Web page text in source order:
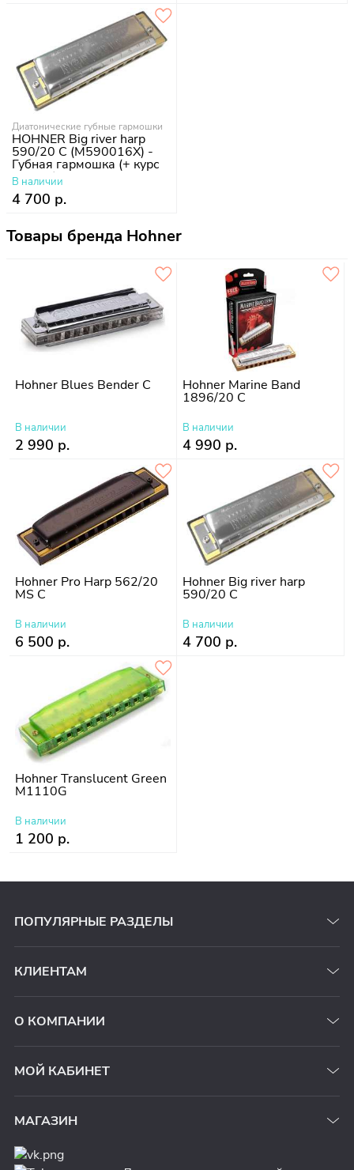
Диатонические губные гармошки
HOHNER Big river harp
590/20 C (M590016X) -
Губная гармошка (+ курс
уроков)
В наличии
4 700 р.
Товары бренда Hohner
Hohner Blues Bender C
В наличии
2 990 р.
Hohner Marine Band
1896/20 C
В наличии
4 990 р.
Hohner Pro Harp 562/20
MS C
В наличии
6 500 р.
Hohner Big river harp
590/20 C
В наличии
4 700 р.
Hohner Translucent Green
M1110G
В наличии
1 200 р.
ПОПУЛЯРНЫЕ РАЗДЕЛЫ
КЛИЕНТАМ
О КОМПАНИИ
МОЙ КАБИНЕТ
МАГАЗИН